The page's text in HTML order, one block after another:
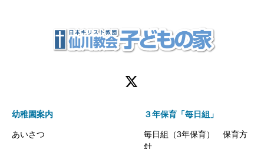
幼稚園案内
あいさつ
３年保育「毎日組」
毎日組（3年保育） 保育方
針